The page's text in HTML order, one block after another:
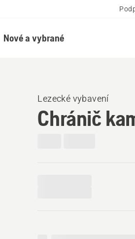
Nové a vybrané
Lezecké vybavení
Chránič